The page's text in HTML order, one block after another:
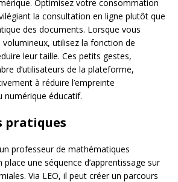
Optimisez votre consommation
la consultation en ligne plutôt que
des documents. Lorsque vous
utilisez la fonction de
leur taille. Ces petits gestes,
d’utilisateurs de la plateforme,
à réduire l’empreinte
numérique éducatif.
pratiques
professeur de mathématiques
une séquence d’apprentissage sur
Via LEO, il peut créer un parcours